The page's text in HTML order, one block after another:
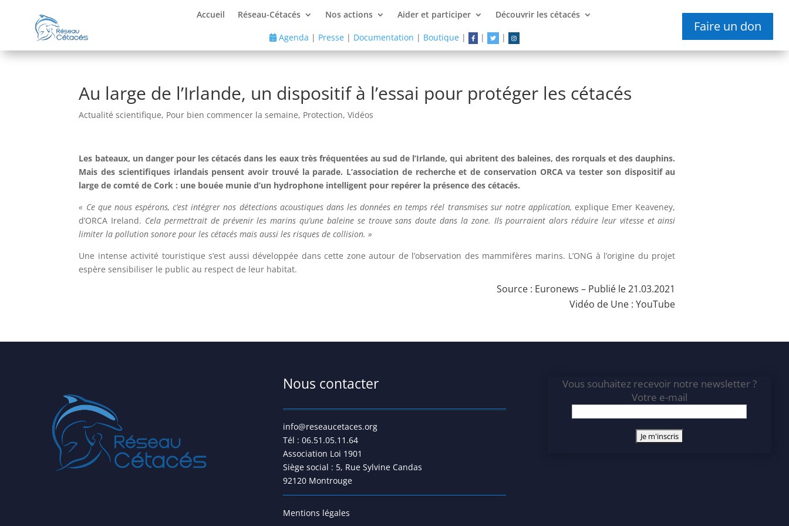
Accueil Réseau-Cétacés Nos actions Aider et participer Découvrir les cétacés
Agenda | Presse| Documentation | Boutique| | |
Faire un don
Au large de l’Irlande, un dispositif à l’essai pour protéger les cétacés
Actualité scientifique, Pour bien commencer la semaine, Protection,Vidéos
Les bateaux, un danger pour les cétacés dans les eaux très fréquentées au sud de l’Irlande, qui abritent des baleines, des rorquals et des dauphins.
Mais des scientifiques irlandais pensent avoir trouvé la parade. L’association de recherche et de conservation ORCA va tester son dispositif au
large de comté de Cork : une bouée munie d’un hydrophone intelligent pour repérer la présence des cétacés.
« Ce que nous espérons, c’est intégrer nos détections acoustiques dans les données en temps réel transmises sur notre application, explique Emer Keaveney,
d’ORCA Ireland. Cela permettrait de prévenir les marins qu’une baleine se trouve sans doute dans la zone. Ils pourraient alors réduire leur vitesse et ainsi
limiter la pollution sonore pour les cétacés mais aussi les risques de collision. »
Une intense activité touristique s’est aussi développée dans cette zone autour de l’observation des mammifères marins. L’ONG à l’origine du projet
espère sensibiliser le public au respect de leur habitat.
Source : Euronews – Publié le 21.03.2021
Vidéo de Une :YouTube
Nous contacter
info@reseaucetaces.org
Tél : 06.51.05.11.64
Association Loi 1901
Siège social : 5, Rue Sylvine Candas
92120 Montrouge
Mentions légales
Vous souhaitez recevoir notre newsletter ?
Votre e-mail